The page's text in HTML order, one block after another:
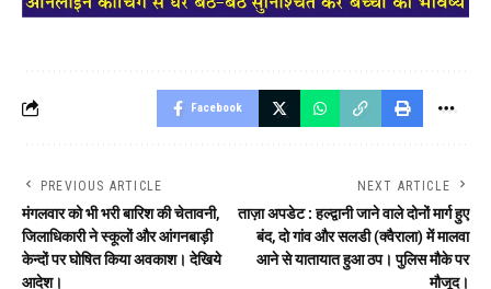
Facebook
PREVIOUS ARTICLE
मंगलवार को भी भरी बारिश की चेतावनी,
जिलाधिकारी ने स्कूलों और आंगनबाड़ी
केन्दों पर घोषित किया अवकाश। देखिये
आदेश।
NEXT ARTICLE
ताज़ा अपडेट : हल्द्वानी जाने वाले दोनों मार्ग हुए
बंद, दो गांव और सलडी (क्वैराला) में मालवा
आने से यातायात हुआ ठप। पुलिस मौके पर
मौजूद।